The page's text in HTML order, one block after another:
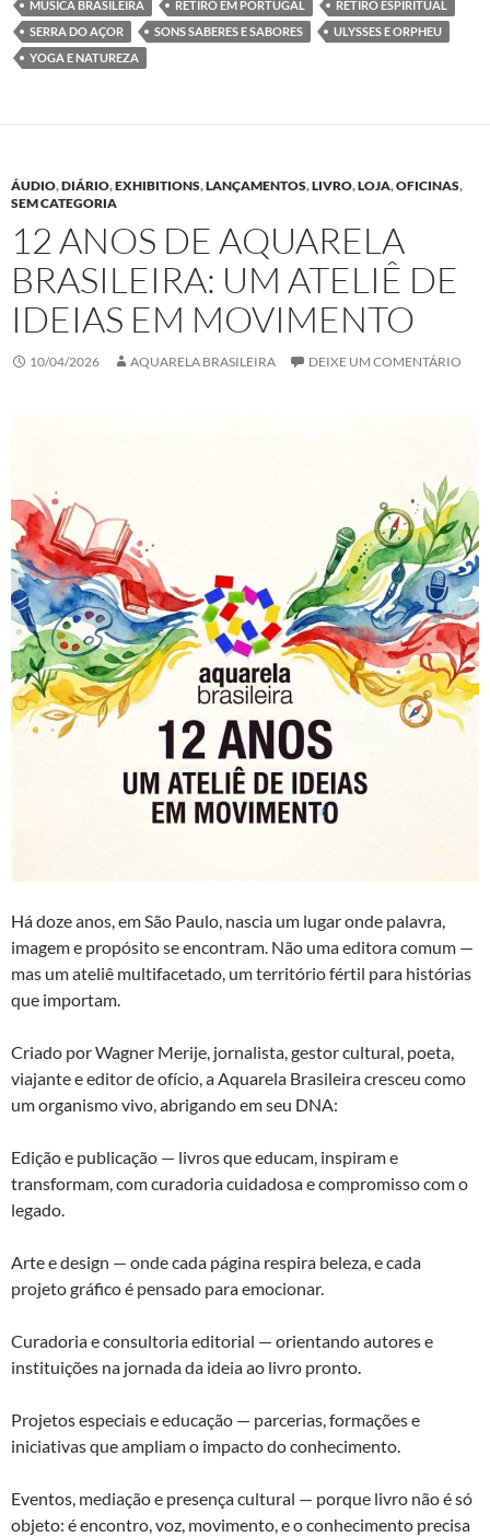
MÚSICA BRASILEIRA
RETIRO EM PORTUGAL
RETIRO ESPIRITUAL
SERRA DO AÇOR
SONS SABERES E SABORES
ULYSSES E ORPHEU
YOGA E NATUREZA
ÁUDIO,DIÁRIO,EXHIBITIONS,LANÇAMENTOS,LIVRO,LOJA,OFICINAS,
SEM CATEGORIA
12 ANOS DE AQUARELA
BRASILEIRA: UM ATELIÊ DE
IDEIAS EM MOVIMENTO
10/04/2026 AQUARELA BRASILEIRA DEIXE UM COMENTÁRIO
Há doze anos, em São Paulo, nascia um lugar onde palavra,
imagem e propósito se encontram. Não uma editora comum —
mas um ateliê multifacetado, um território fértil para histórias
que importam.
Criado por Wagner Merije, jornalista, gestor cultural, poeta,
viajante e editor de ofício, a Aquarela Brasileira cresceu como
um organismo vivo, abrigando em seu DNA:
Edição e publicação — livros que educam, inspiram e
transformam, com curadoria cuidadosa e compromisso com o
legado.
Arte e design — onde cada página respira beleza, e cada
projeto gráfico é pensado para emocionar.
Curadoria e consultoria editorial — orientando autores e
instituições na jornada da ideia ao livro pronto.
Projetos especiais e educação — parcerias, formações e
iniciativas que ampliam o impacto do conhecimento.
Eventos, mediação e presença cultural — porque livro não é só
objeto: é encontro, voz, movimento, e o conhecimento precisa